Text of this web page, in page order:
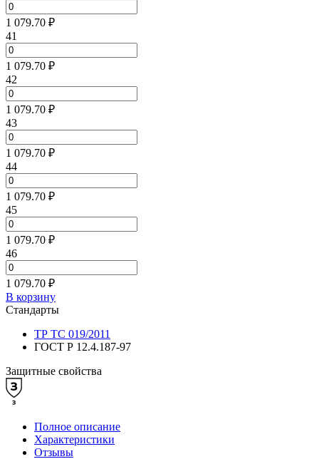
1 079.70 ₽
41
1 079.70 ₽
42
1 079.70 ₽
43
1 079.70 ₽
44
1 079.70 ₽
45
1 079.70 ₽
46
1 079.70 ₽
В корзину
Стандарты
ТР ТС 019/2011
ГОСТ Р 12.4.187-97
Защитные свойства
Полное описание
Характеристики
Отзывы